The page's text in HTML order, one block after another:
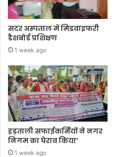
सदर अस्पताल में मिडवाइफरी
डैशबोर्ड प्रशिक्षण
1 week ago
हड़ताली सफाईकर्मियों ने नगर
निगम का घेराव किया’
1 week ago